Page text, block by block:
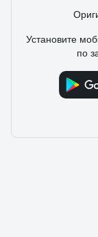
Установите
по